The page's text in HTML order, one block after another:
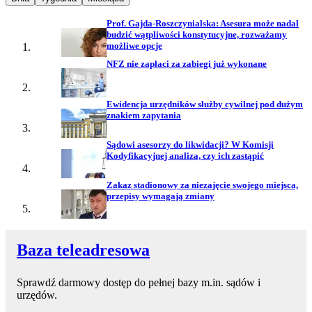
Prof. Gajda-Roszczynialska: Asesura może nadal
budzić wątpliwości konstytucyjne, rozważamy
możliwe opcje
NFZ nie zapłaci za zabiegi już wykonane
Ewidencja urzędników służby cywilnej pod dużym
znakiem zapytania
Sądowi asesorzy do likwidacji? W Komisji
Kodyfikacyjnej analiza, czy ich zastąpić
Zakaz stadionowy za niezajęcie swojego miejsca,
przepisy wymagają zmiany
Baza teleadresowa
Sprawdź darmowy dostęp do pełnej bazy m.in. sądów i
urzędów.